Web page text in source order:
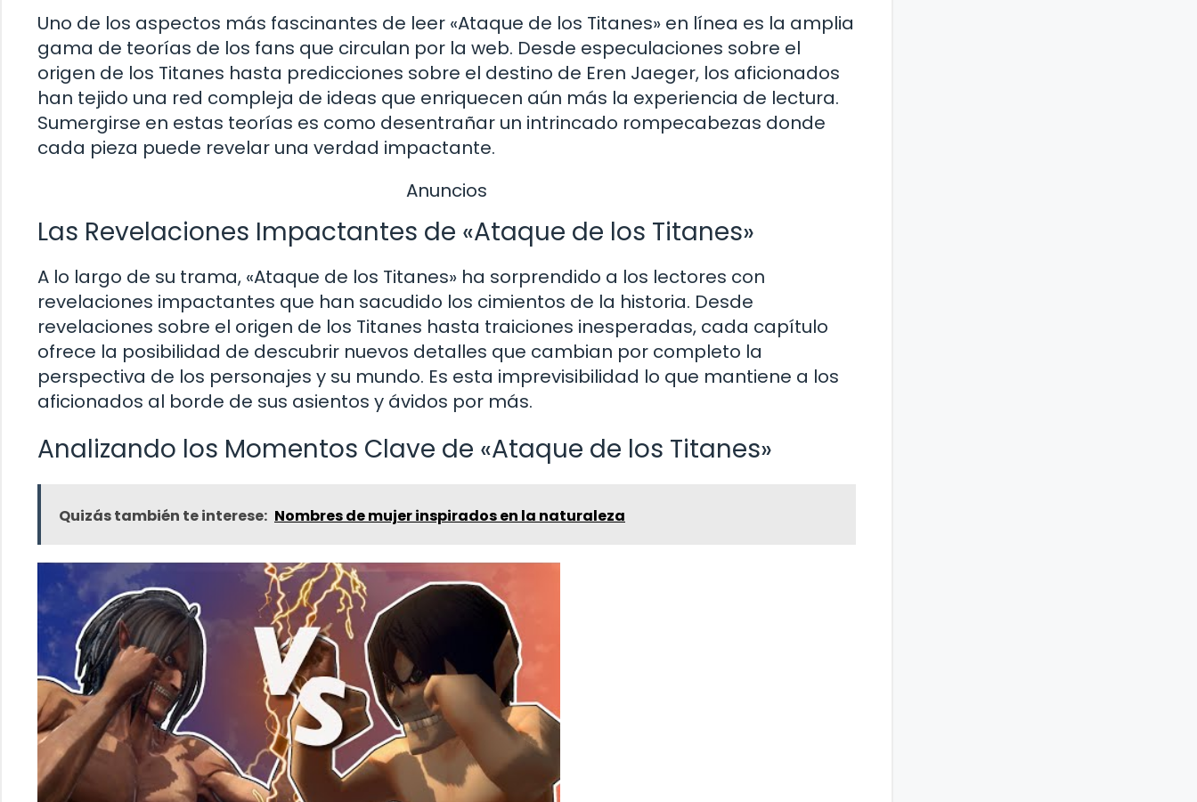
Uno de los aspectos más fascinantes de leer «Ataque de los Titanes» en línea es la amplia
gama de teorías de los fans que circulan por la web. Desde especulaciones sobre el
origen de los Titanes hasta predicciones sobre el destino de Eren Jaeger, los aficionados
han tejido una red compleja de ideas que enriquecen aún más la experiencia de lectura.
Sumergirse en estas teorías es como desentrañar un intrincado rompecabezas donde
cada pieza puede revelar una verdad impactante.
Anuncios
Las Revelaciones Impactantes de «Ataque de los Titanes»
A lo largo de su trama, «Ataque de los Titanes» ha sorprendido a los lectores con
revelaciones impactantes que han sacudido los cimientos de la historia. Desde
revelaciones sobre el origen de los Titanes hasta traiciones inesperadas, cada capítulo
ofrece la posibilidad de descubrir nuevos detalles que cambian por completo la
perspectiva de los personajes y su mundo. Es esta imprevisibilidad lo que mantiene a los
aficionados al borde de sus asientos y ávidos por más.
Analizando los Momentos Clave de «Ataque de los Titanes»
Quizás también te interese: Nombres de mujer inspirados en la naturaleza